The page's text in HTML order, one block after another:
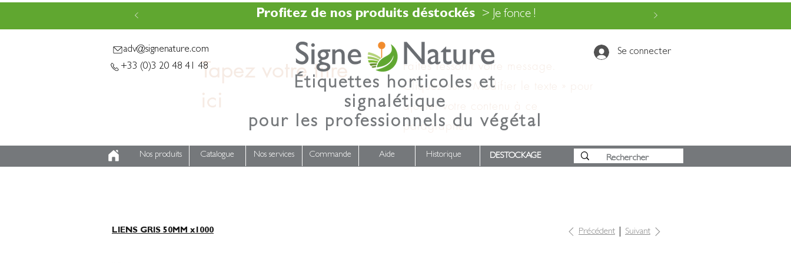
Profitez de nos produits déstockés > Je fonce !
Tapez votre titre
Faites ressortir votre message.
Cliquez sur « Modifier le texte » pour
ajouter votre contenu à ce
paragraphe.
adv@signenature.com
+33 (0)3 20 48 41 48
Se connecter
Étiquettes horticoles et
signalétique
pour les professionnels du végétal
Nos produits Catalogue Nos services Commande Aide Historique DESTOCKAGE
LIENS GRIS 50MM x1000 Précédent Suivant